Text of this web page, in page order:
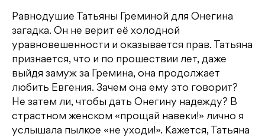
Равнодушие Татьяны Греминой для Онегина
загадка. Он не верит её холодной
уравновешенности и оказывается прав. Татьяна
признается, что и по прошествии лет, даже
выйдя замуж за Гремина, она продолжает
любить Евгения. Зачем она ему это говорит?
Не затем ли, чтобы дать Онегину надежду? В
страстном женском «прощай навеки!» лично я
услышала пылкое «не уходи!». Кажется, Татьяна